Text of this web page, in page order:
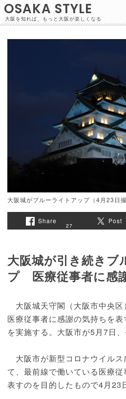
OSAKA STYLE
大阪を知れば、もっと大阪が楽しくなる
大阪城がブルーライトアップ（4月23日撮
Share
27
Post
大阪城が引き続きブ
プ 医療従事者に感
大阪城天守閣（大阪市中央区
医療従事者に感謝の気持ちを
を実施する。大阪市が5月7日、
大阪市が新型コロナウイルス
て、最前線で働いている医療
表すのを目的したもので4月23